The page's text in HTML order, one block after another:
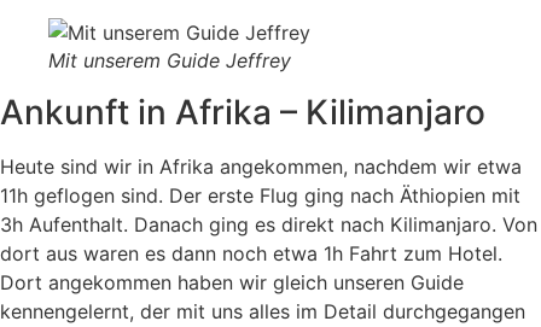
Mit unserem Guide Jeffrey
Ankunft in Afrika – Kilimanjaro
Heute sind wir in Afrika angekommen, nachdem wir etwa
11h geflogen sind. Der erste Flug ging nach Äthiopien mit
3h Aufenthalt. Danach ging es direkt nach Kilimanjaro. Von
dort aus waren es dann noch etwa 1h Fahrt zum Hotel.
Dort angekommen haben wir gleich unseren Guide
kennengelernt, der mit uns alles im Detail durchgegangen